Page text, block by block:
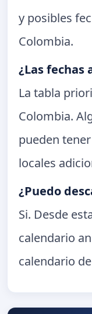
y posibles
Colombia.
¿Las fechas
La tabla
Colombia.
pueden
locales
¿Puedo
Si. Desde
calendario
calendario